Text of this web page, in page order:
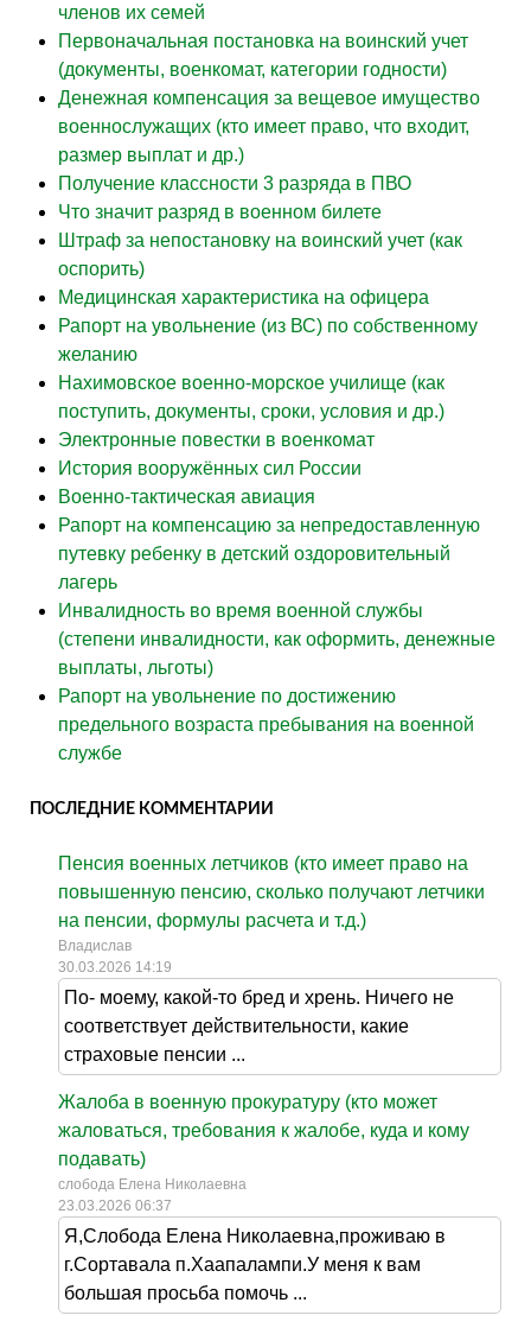
членов их семей
Первоначальная постановка на воинский учет
(документы, военкомат, категории годности)
Денежная компенсация за вещевое имущество
военнослужащих (кто имеет право, что входит,
размер выплат и др.)
Получение классности 3 разряда в ПВО
Что значит разряд в военном билете
Штраф за непостановку на воинский учет (как
оспорить)
Медицинская характеристика на офицера
Рапорт на увольнение (из ВС) по собственному
желанию
Нахимовское военно-морское училище (как
поступить, документы, сроки, условия и др.)
Электронные повестки в военкомат
История вооружённых сил России
Военно-тактическая авиация
Рапорт на компенсацию за непредоставленную
путевку ребенку в детский оздоровительный
лагерь
Инвалидность во время военной службы
(степени инвалидности, как оформить, денежные
выплаты, льготы)
Рапорт на увольнение по достижению
предельного возраста пребывания на военной
службе
ПОСЛЕДНИЕ КОММЕНТАРИИ
Пенсия военных летчиков (кто имеет право на
повышенную пенсию, сколько получают летчики
на пенсии, формулы расчета и т.д.)
Владислав
30.03.2026 14:19
По- моему, какой-то бред и хрень. Ничего не
соответствует действительности, какие
страховые пенсии ...
Жалоба в военную прокуратуру (кто может
жаловаться, требования к жалобе, куда и кому
подавать)
слобода Елена Николаевна
23.03.2026 06:37
Я,Слобода Елена Николаевна,проживаю в
г.Сортавала п.Хаапалампи.У меня к вам
большая просьба помочь ...